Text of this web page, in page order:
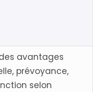
avantages
prévoyance,
selon